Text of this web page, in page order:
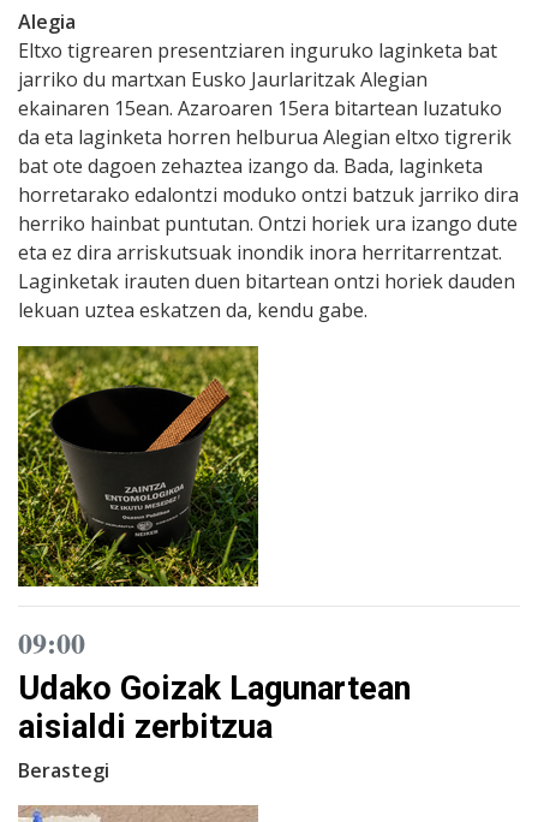
Alegia
Eltxo tigrearen presentziaren inguruko laginketa bat
jarriko du martxan Eusko Jaurlaritzak Alegian
ekainaren 15ean. Azaroaren 15era bitartean luzatuko
da eta laginketa horren helburua Alegian eltxo tigrerik
bat ote dagoen zehaztea izango da. Bada, laginketa
horretarako edalontzi moduko ontzi batzuk jarriko dira
herriko hainbat puntutan. Ontzi horiek ura izango dute
eta ez dira arriskutsuak inondik inora herritarrentzat.
Laginketak irauten duen bitartean ontzi horiek dauden
lekuan uztea eskatzen da, kendu gabe.
09:00
Udako Goizak Lagunartean
aisialdi zerbitzua
Berastegi